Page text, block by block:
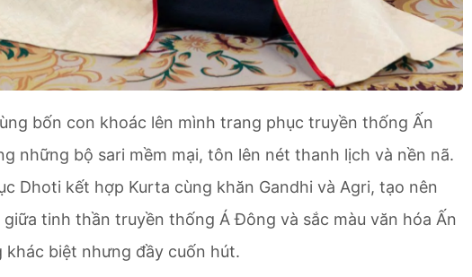
bốn con khoác lên mình trang phục truyền thống Ấn
những bộ sari mềm mại, tôn lên nét thanh lịch và nền nã.
Dhoti kết hợp Kurta cùng khăn Gandhi và Agri, tạo nên
tinh thần truyền thống Á Đông và sắc màu văn hóa Ấn
biệt nhưng đầy cuốn hút.